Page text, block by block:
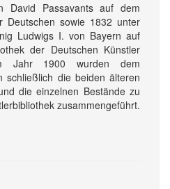
David Passavants auf dem
Deutschen sowie 1832 unter
Ludwigs I. von Bayern auf
der Deutschen Künstler
Jahr 1900 wurden dem
schließlich die beiden älteren
die einzelnen Bestände zu
zusammengeführt.